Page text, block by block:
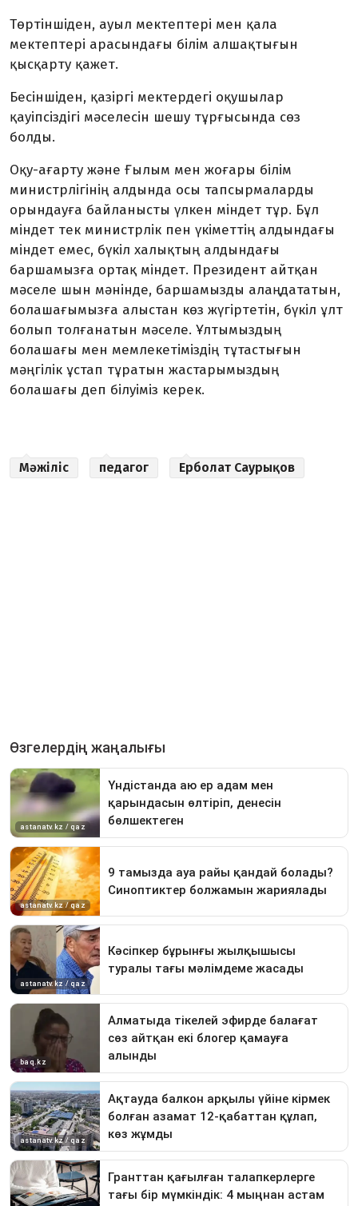
Төртіншіден, ауыл мектептері мен қала
мектептері арасындағы білім алшақтығын
қысқарту қажет.
Бесіншіден, қазіргі мектердегі оқушылар
қауіпсіздігі мәселесін шешу тұрғысында сөз
болды.
Оқу-ағарту және Ғылым мен жоғары білім
министрлігінің алдында осы тапсырмаларды
орындауға байланысты үлкен міндет тұр. Бұл
міндет тек министрлік пен үкіметтің алдындағы
міндет емес, бүкіл халықтың алдындағы
баршамызға ортақ міндет. Президент айтқан
мәселе шын мәнінде, баршамызды алаңдататын,
болашағымызға алыстан көз жүгіртетін, бүкіл ұлт
болып толғанатын мәселе. Ұлтымыздың
болашағы мен мемлекетіміздің тұтастығын
мәңгілік ұстап тұратын жастарымыздың
болашағы деп білуіміз керек.
Мәжіліс педагог Ерболат Саурықов